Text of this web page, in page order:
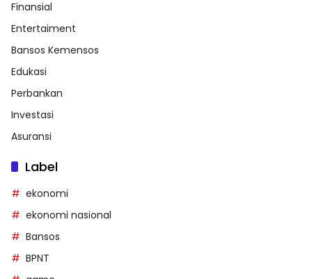
Finansial
Entertaiment
Bansos Kemensos
Edukasi
Perbankan
Investasi
Asuransi
Label
ekonomi
ekonomi nasional
Bansos
BPNT